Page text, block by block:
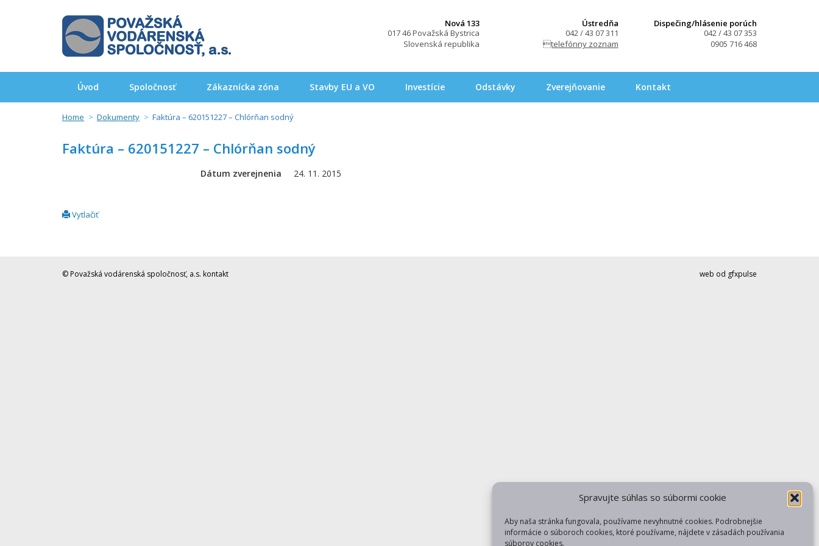
Spravujte súhlas so súbormi cookie
Aby naša stránka fungovala, používame nevyhnutné cookies. Podrobnejšie
informácie o súboroch cookies, ktoré používame, nájdete v zásadách používania
súborov cookies.
Nová 133
017 46 Považská Bystrica
Slovenská republika
Ústredňa
042 / 43 07 311
telefónny zoznam
Dispečing/hlásenie porúch
042 / 43 07 353
0905 716 468
Úvod Spoločnosť Zákaznícka zóna Stavby EU a VO Investície Odstávky Zverejňovanie Kontakt
Home Dokumenty Faktúra – 620151227 – Chlórňan sodný
Faktúra – 620151227 – Chlórňan sodný
Dátum zverejnenia 24. 11. 2015
Vytlačiť
© Považská vodárenská spoločnosť, a.s. kontakt web od gfxpulse